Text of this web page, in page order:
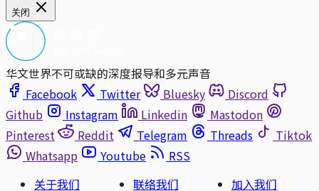
关闭
华文世界不可或缺的深度报导和多元声音
Facebook
Twitter Bluesky
Discord
Github
Instagram Linkedin
Mastodon
Pinterest
Reddit Telegram Threads
Tiktok
Whatsapp
Youtube
RSS
关于我们
联络我们
加入我们